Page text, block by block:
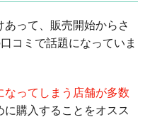
って、販売開始からさ
コミで話題になっていま
ってしまう店舗が多数
に購入することをオスス